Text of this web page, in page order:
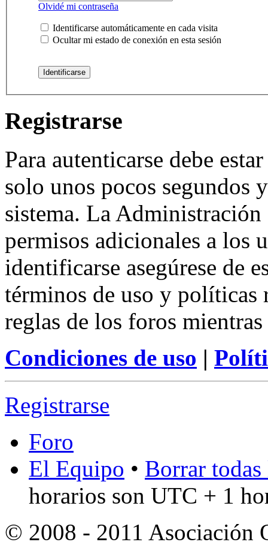
Olvidé mi contraseña
Identificarse automáticamente en cada visita
Ocultar mi estado de conexión en esta sesión
Registrarse
Para autenticarse debe
solo unos pocos segundos
sistema. La
permisos adicionales a los
identificarse asegúrese de
términos de uso y políticas
reglas de los foros
Condiciones de uso |
Registrarse
Foro
El Equipo • Borrar
horarios son UTC + 1
© 2008 - 2011 Asociación